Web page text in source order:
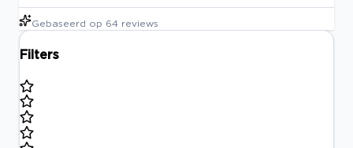
Gebaseerd op 64 reviews
Filters